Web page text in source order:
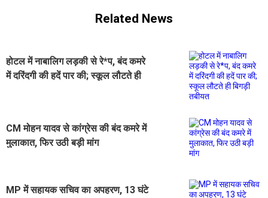
Related News
होटल में नाबालिग लड़की से रे*प, बंद कमरे
में दरिंदगी की हदें पार की; स्कूल लौटते ही
CM मोहन यादव से कांग्रेस की बंद कमरे में
मुलाकात, फिर उठी बड़ी मांग
MP में सहायक सचिव का अपहरण, 13 घंटे